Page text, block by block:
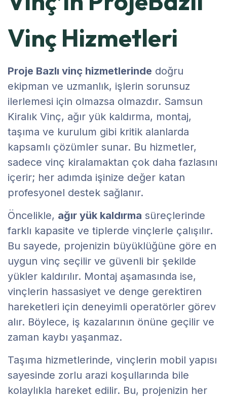
Vinç Hizmetleri
Proje Bazlı vinç hizmetlerinde doğru
ekipman ve uzmanlık, işlerin sorunsuz
ilerlemesi için olmazsa olmazdır. Samsun
Kiralık Vinç, ağır yük kaldırma, montaj,
taşıma ve kurulum gibi kritik alanlarda
kapsamlı çözümler sunar. Bu hizmetler,
sadece vinç kiralamaktan çok daha fazlasını
içerir; her adımda işinize değer katan
profesyonel destek sağlanır.
Öncelikle, ağır yük kaldırma süreçlerinde
farklı kapasite ve tiplerde vinçlerle çalışılır.
Bu sayede, projenizin büyüklüğüne göre en
uygun vinç seçilir ve güvenli bir şekilde
yükler kaldırılır. Montaj aşamasında ise,
vinçlerin hassasiyet ve denge gerektiren
hareketleri için deneyimli operatörler görev
alır. Böylece, iş kazalarının önüne geçilir ve
zaman kaybı yaşanmaz.
Taşıma hizmetlerinde, vinçlerin mobil yapısı
sayesinde zorlu arazi koşullarında bile
kolaylıkla hareket edilir. Bu, projenizin her